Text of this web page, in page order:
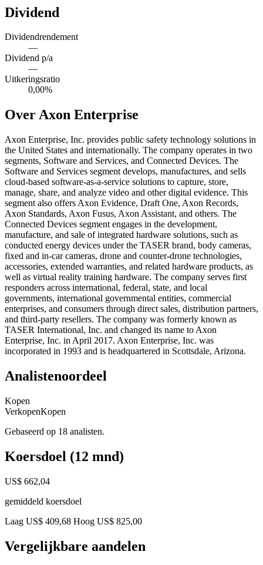
Dividend
Dividendrendement
—
Dividend p/a
—
Uitkeringsratio
0,00%
Over Axon Enterprise
Axon Enterprise, Inc. provides public safety technology solutions in
the United States and internationally. The company operates in two
segments, Software and Services, and Connected Devices. The
Software and Services segment develops, manufactures, and sells
cloud-based software-as-a-service solutions to capture, store,
manage, share, and analyze video and other digital evidence. This
segment also offers Axon Evidence, Draft One, Axon Records,
Axon Standards, Axon Fusus, Axon Assistant, and others. The
Connected Devices segment engages in the development,
manufacture, and sale of integrated hardware solutions, such as
conducted energy devices under the TASER brand, body cameras,
fixed and in-car cameras, drone and counter-drone technologies,
accessories, extended warranties, and related hardware products, as
well as virtual reality training hardware. The company serves first
responders across international, federal, state, and local
governments, international governmental entities, commercial
enterprises, and consumers through direct sales, distribution partners,
and third-party resellers. The company was formerly known as
TASER International, Inc. and changed its name to Axon
Enterprise, Inc. in April 2017. Axon Enterprise, Inc. was
incorporated in 1993 and is headquartered in Scottsdale, Arizona.
Analistenoordeel
Kopen
VerkopenKopen
Gebaseerd op 18 analisten.
Koersdoel (12 mnd)
US$ 662,04
gemiddeld koersdoel
Laag US$ 409,68 Hoog US$ 825,00
Vergelijkbare aandelen